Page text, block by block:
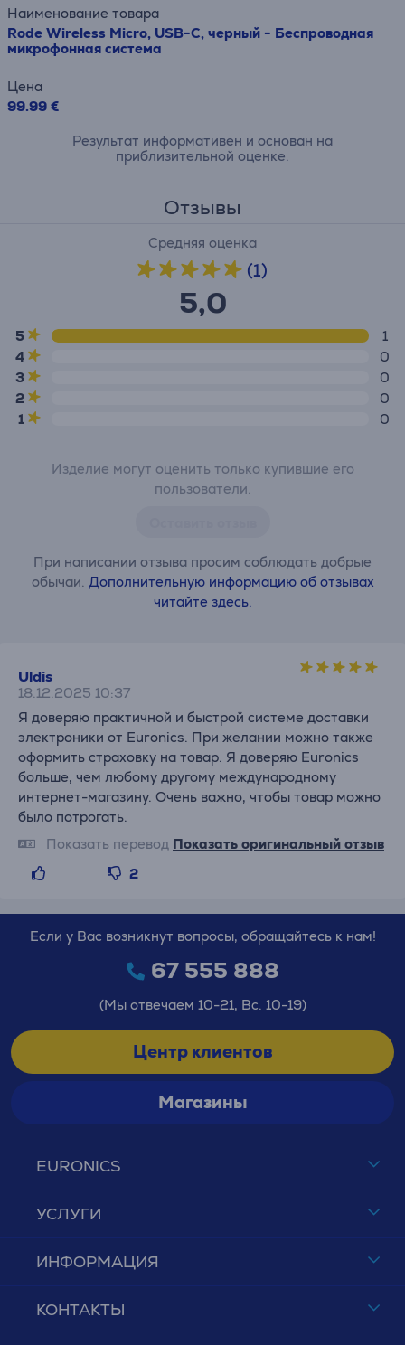
Наименование товара
Rode Wireless Micro, USB-C, черный - Беспроводная
микрофонная система
Цена
99.99 €
Результат информативен и основан на
приблизительной оценке.
Отзывы
Средняя оценка
(1)
5,0
5
1
4
0
3
0
2
0
1
0
Изделие могут оценить только купившие его
пользователи.
При написании отзыва просим соблюдать добрые
обычаи. Дополнительную информацию об отзывах
читайте здесь.
Uldis
18.12.2025 10:37
Я доверяю практичной и быстрой системе доставки
электроники от Euronics. При желании можно также
оформить страховку на товар. Я доверяю Euronics
больше, чем любому другому международному
интернет-магазину. Очень важно, чтобы товар можно
было потрогать.
Показать перевод Показать оригинальный отзыв
2
EURONICS
УСЛУГИ
ИНФОРМАЦИЯ
КОНТАКТЫ
Если у Вас возникнут вопросы, обращайтесь к нам!
67 555 888
(Мы отвечаем 10-21, Вс. 10-19)
Центр клиентов
Магазины